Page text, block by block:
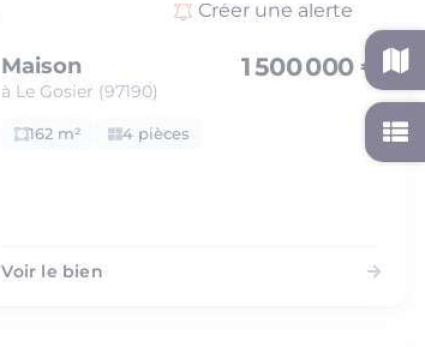
Créer une alerte
Maison
à Le Gosier (97190)
1 500 000 €
162 m² 4 pièces
Voir le bien